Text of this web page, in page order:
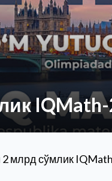
млрд сўмлик